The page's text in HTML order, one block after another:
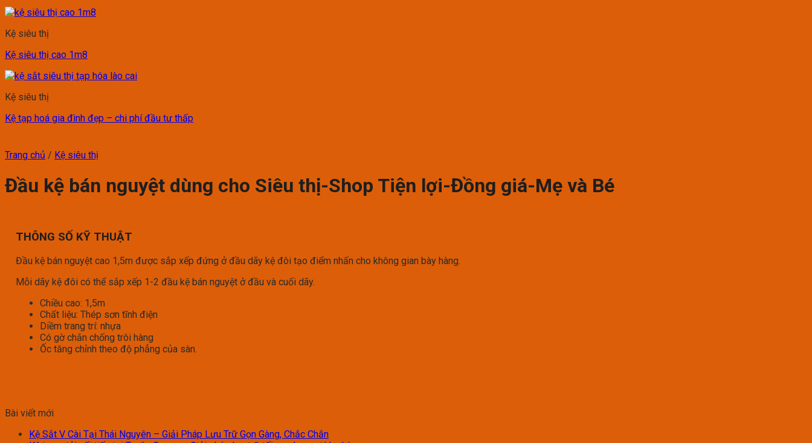
Kệ siêu thị
Kệ siêu thị cao 1m8
Kệ siêu thị
Kệ tạp hoá gia đình đẹp – chi phí đầu tư thấp
Trang chủ / Kệ siêu thị
Đầu kệ bán nguyệt dùng cho Siêu thị-Shop Tiện lợi-Đồng giá-Mẹ và Bé
THÔNG SỐ KỸ THUẬT
Đầu kệ bán nguyệt cao 1,5m được sắp xếp đứng ở đầu dãy kệ đôi tạo điểm nhấn cho không gian bày hàng.
Mỗi dãy kệ đôi có thể sắp xếp 1-2 đầu kệ bán nguyệt ở đầu và cuối dãy.
Chiều cao: 1,5m
Chất liệu: Thép sơn tĩnh điện
Diềm trang trí: nhựa
Có gờ chắn chống trôi hàng
Ốc tăng chỉnh theo độ phẳng của sàn.
Bài viết mới
Kệ Sắt V Cài Tại Thái Nguyên – Giải Pháp Lưu Trữ Gọn Gàng, Chắc Chắn